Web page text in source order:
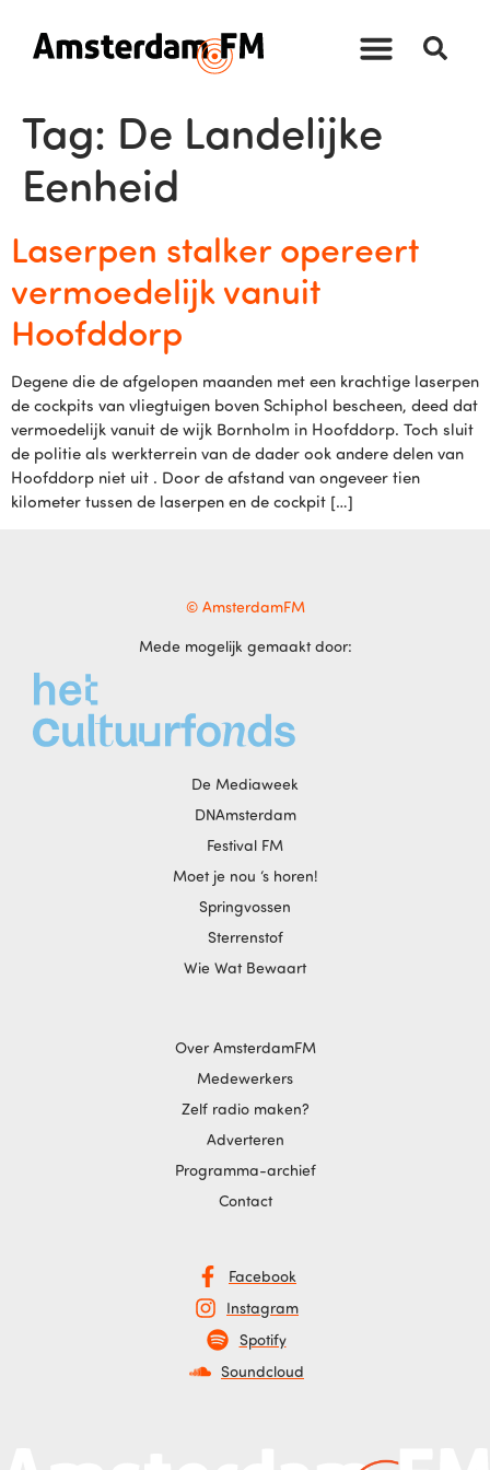
Tag: De Landelijke
Eenheid
Laserpen stalker opereert
vermoedelijk vanuit
Hoofddorp
Degene die de afgelopen maanden met een krachtige laserpen
de cockpits van vliegtuigen boven Schiphol bescheen, deed dat
vermoedelijk vanuit de wijk Bornholm in Hoofddorp. Toch sluit
de politie als werkterrein van de dader ook andere delen van
Hoofddorp niet uit . Door de afstand van ongeveer tien
kilometer tussen de laserpen en de cockpit […]
© AmsterdamFM
Mede mogelijk gemaakt door:
De Mediaweek
DNAmsterdam
Festival FM
Moet je nou ‘s horen!
Springvossen
Sterrenstof
Wie Wat Bewaart
Over AmsterdamFM
Medewerkers
Zelf radio maken?
Adverteren
Programma-archief
Contact
Facebook
Instagram
Spotify
Soundcloud